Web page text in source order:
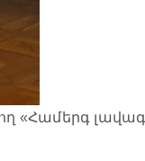
«Համերգ